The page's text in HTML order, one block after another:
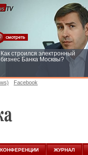
Как строился электронный
бизнес Банка Москвы?
Facebook
КОНФЕРЕНЦИИ ЖУРНАЛ